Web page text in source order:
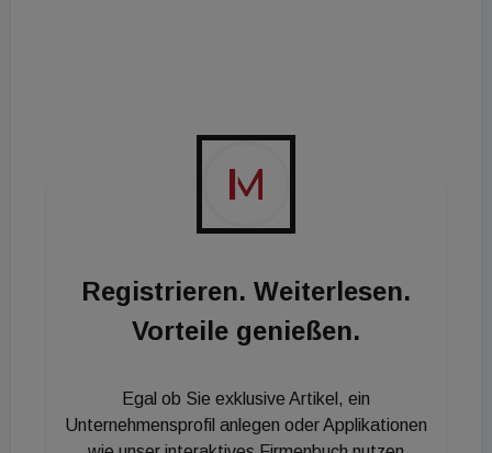
und erreicht im ersten Quartal lediglich 14 Prozent.
Die Mieten haben sich trotzdem noch stabil
gezeigt, sodass die Spitzenmiete weiter bei 6,30
Euro/m² notiert und die Durchschnittsmiete bei 4,95
Registrieren. Weiterlesen.
Vorteile genießen.
Egal ob Sie exklusive Artikel, ein
Unternehmensprofil anlegen oder Applikationen